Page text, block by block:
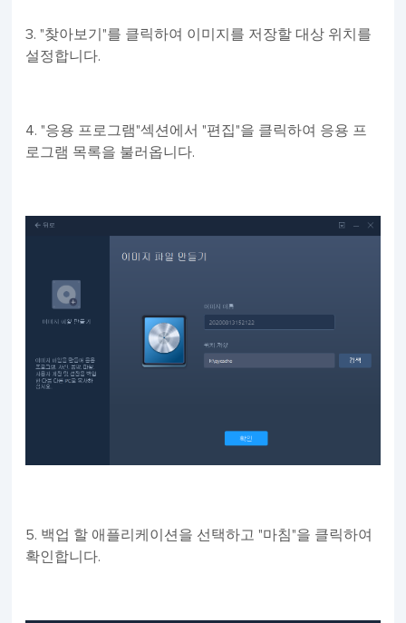
3. "찾아보기"를 클릭하여 이미지를 저장할 대상 위치를
설정합니다.
4. "응용 프로그램"섹션에서 "편집"을 클릭하여 응용 프
로그램 목록을 불러옵니다.
5. 백업 할 애플리케이션을 선택하고 "마침"을 클릭하여
확인합니다.